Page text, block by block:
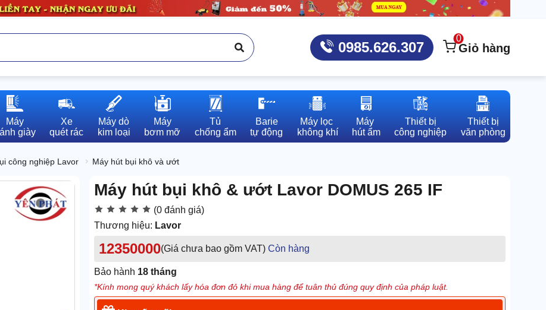
0985.626.307
0
Giỏ hàng
Máy
giày
Xe
quét rác
Máy dò
kim loại
Máy
bơm mỡ
Tủ
chống ẩm
Barie
tự động
Máy lọc
không khí
Máy
hút ẩm
Thiết bị
công nghiệp
Thiết bị
văn phòng
công nghiệp Lavor Máy hút bụi khô và ướt
Máy hút bụi khô & ướt Lavor DOMUS 265 IF
(0 đánh giá)
Thương hiệu: Lavor
12350000(Giá chưa bao gồm VAT) Còn hàng
Bảo hành 18 tháng
*Kính mong quý khách lấy hóa đơn đỏ khi mua hàng để tuân thủ đúng quy định của pháp luật.